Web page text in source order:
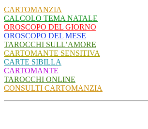
CARTOMANZIA
CALCOLO TEMA NATALE
OROSCOPO DEL GIORNO
OROSCOPO DEL MESE
TAROCCHI SULL’AMORE
CARTOMANTE SENSITIVA
CARTE SIBILLA
CARTOMANTE
TAROCCHI ONLINE
CONSULTI CARTOMANZIA